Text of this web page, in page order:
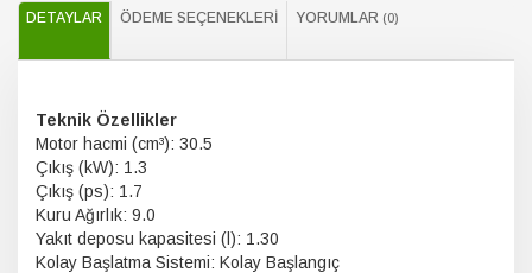
DETAYLAR ÖDEME SEÇENEKLERI YORUMLAR (0)
Teknik Özellikler
Motor hacmi (cm³): 30.5
Çıkış (kW): 1.3
Çıkış (ps): 1.7
Kuru Ağırlık: 9.0
Yakıt deposu kapasitesi (l): 1.30
Kolay Başlatma Sistemi: Kolay Başlangıç